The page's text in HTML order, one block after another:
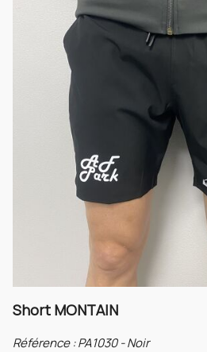
Short MONTAIN
Référence :PA1030 - Noir